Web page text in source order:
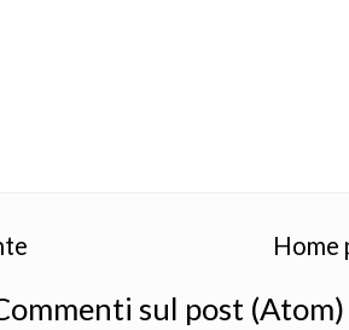
Home
sul post (Atom)